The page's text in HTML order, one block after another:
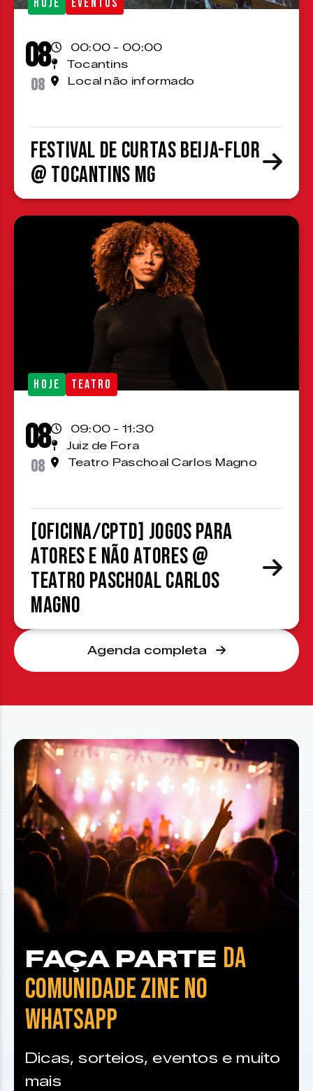
HOJE EVENTOS
08
08
00:00 - 00:00
Tocantins
Local não informado
Festival de Curtas Beija-Flor
@ Tocantins MG
HOJE TEATRO
08
08
09:00 - 11:30
Juiz de Fora
Teatro Paschoal Carlos Magno
[OFICINA/CPTD] Jogos para
atores e não atores @
Teatro Paschoal Carlos
Magno
Agenda completa
FAÇA PARTE DA
COMUNIDADE ZINE NO
WHATSAPP
Dicas, sorteios, eventos e muito
mais